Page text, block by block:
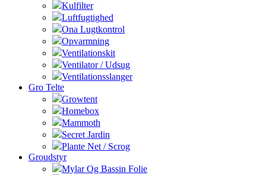
Kulfilter
Luftfugtighed
Ona Lugtkontrol
Opvarmning
Ventilationskit
Ventilator / Udsug
Ventilationsslanger
Gro Telte
Growtent
Homebox
Mammoth
Secret Jardin
Plante Net / Scrog
Groudstyr
Mylar Og Bassin Folie